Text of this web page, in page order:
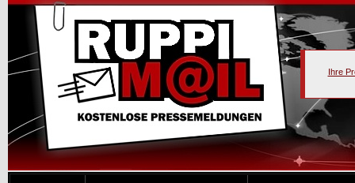
Ihre